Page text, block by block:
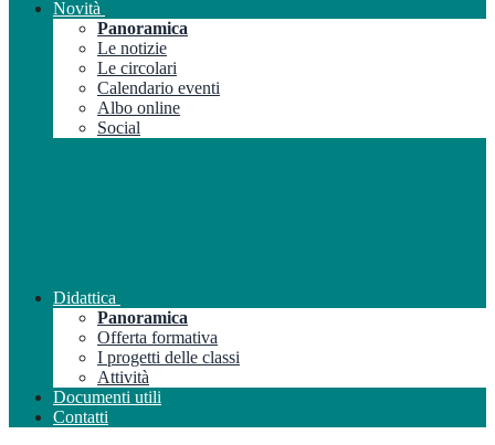
Novità
Panoramica
Le notizie
Le circolari
Calendario eventi
Albo online
Social
Didattica
Panoramica
Offerta formativa
I progetti delle classi
Attività
Documenti utili
Contatti